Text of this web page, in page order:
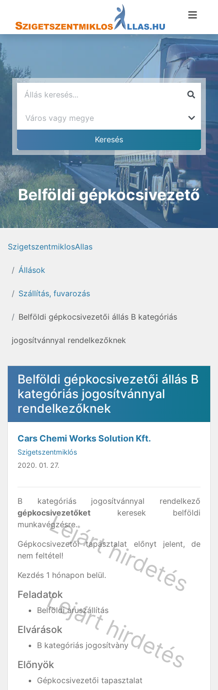
Belföldi gépkocsivezető
SzigetszentmiklosAllas
Állások
Szállítás, fuvarozás
Belföldi gépkocsivezetői állás B kategóriás
jogosítvánnyal rendelkezőknek
Belföldi gépkocsivezetői állás B
kategóriás jogosítvánnyal
rendelkezőknek
Cars Chemi Works Solution Kft.
Szigetszentmiklós
2020. 01. 27.
B kategóriás jogosítvánnyal rendelkező
gépkocsivezetőket keresek belföldi
munkavégzésre.
Gépkocsivezetői tapasztalat előnyt jelent, de
nem feltétel!
Kezdés 1 hónapon belül.
Feladatok
Belföldi aruszállítás
Elvárások
B kategóriás jogosítvàny
Előnyök
Gépkocsivezetői tapasztalat